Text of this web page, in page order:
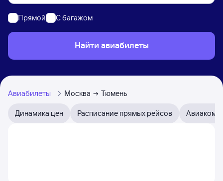
Прямой C багажом
Найти авиабилеты
Авиабилеты Москва Тюмень
Динамика цен Расписание прямых рейсов